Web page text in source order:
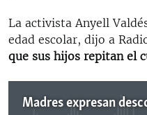
La activista Anyell
edad escolar, dijo a
que sus hijos repitan el